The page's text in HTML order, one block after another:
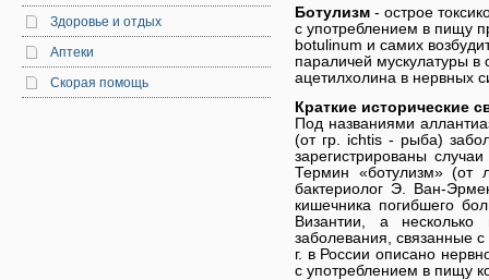
Ботулизм - острое
с употреблением в пищу
botulinum и самих
параличей мускулатуры в
ацетилхолина в нервных
Краткие исторические
Под названиями
(от гр. ichtis - рыба)
зарегистрированы
Термин «ботулизм» (от
бактериолог Э. Ван-
кишечника погибшего
Византии, а
заболевания, связанные
г. в России описано
с употреблением в пищу
Здоровье и отдых
Аптеки
Скорая помощь